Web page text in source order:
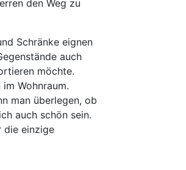
den Weg zu
Schränke eignen
auch
möchte.
Wohnraum.
man überlegen, ob
auch schön sein.
die einzige